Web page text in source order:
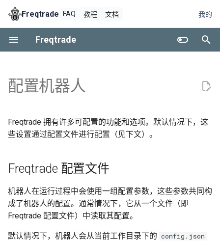
Freqtrade FAQ 教程 文档 我的
Freqtrade
在
始
搜
索
Windows
环境变量
编辑器自动补全和验证
配置参数
配置选项的优先级
参数表
策略中的参数
freqUI
Web Hook
配置
特征工程
运行 FreqAI
强化学习
开发者指南
策略分析
交易对象
递归分析
高级策略
高级超参数优化
订单流
生产者/消费者模式
配置机器人
Freqtrade 拥有许多可配置的功能和选项。默认情况下，这
些设置通过配置文件进行配置（见下文）。
Freqtrade 配置文件
机器人在运行过程中会使用一组配置参数，这些参数共同构
成了机器人的配置。通常情况下，它从一个文件（即
Freqtrade 配置文件）中读取其配置。
默认情况下，机器人会从当前工作目录下的 config.json